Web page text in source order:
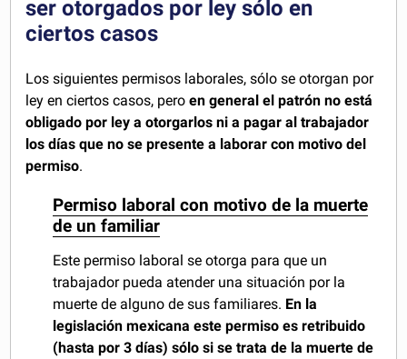
ser otorgados por ley sólo en
ciertos casos
Los siguientes permisos laborales, sólo se otorgan por
ley en ciertos casos, peroen general el patrón no está
obligado por ley a otorgarlos ni a pagar al trabajador
los días que no se presente a laborar con motivo del
permiso.
Permiso laboral con motivo de la muerte
de un familiar
Este permiso laboral se otorga para que un
trabajador pueda atender una situación por la
muerte de alguno de sus familiares. En la
legislación mexicana este permiso es retribuido
(hasta por 3 días) sólo si se trata de la muerte de